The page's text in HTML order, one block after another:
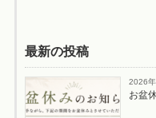
最新の投稿
2026
お盆